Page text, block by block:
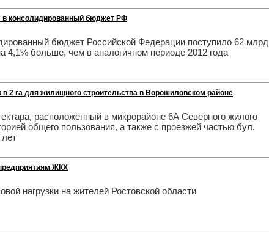
в консолидированный бюджет РФ
бюджет Российской Федерации поступило 62 млрд
4,1% больше, чем в аналогичном периоде 2012 года
в 2 га для жилищного строительства в Ворошиловском районе
расположенный в микрорайоне 6А Северного жилого
общего пользования, а также с проезжей частью бул.
ЖКХ
нагрузки на жителей Ростовской области